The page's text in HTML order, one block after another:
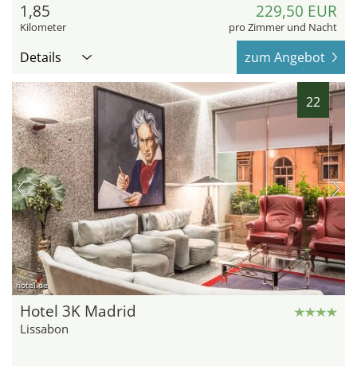
1,85
Kilometer
229,50 EUR
pro Zimmer und Nacht
Details zum Angebot
22
hotel.de
Hotel 3K Madrid
Lissabon